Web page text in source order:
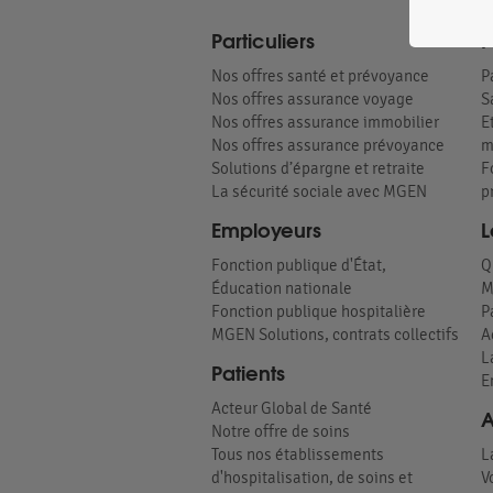
Particuliers
Nos offres santé et prévoyance
Nos offres assurance voyage
Nos offres assurance immobilier
Nos offres assurance prévoyance
Solutions d’épargne et retraite
La sécurité sociale avec MGEN
Employeurs
Fonction publique d'État,
Éducation nationale
Fonction publique hospitalière
MGEN Solutions, contrats collectifs
Patients
Acteur Global de Santé
Notre offre de soins
Tous nos établissements
d'hospitalisation, de soins et